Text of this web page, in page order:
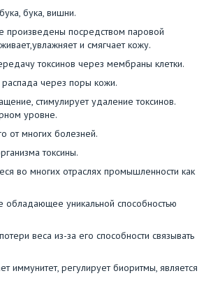
бука, вишни.
произведены посредством паровой
и смягчает кожу.
токсинов через мембраны клетки.
через поры кожи.
стимулирует удаление токсинов.
уровне.
от многих болезней.
токсины.
во многих отраслях промышленности как
обладающее уникальной способностью
веса из-за его способности связывать
иммунитет, регулирует биоритмы, является